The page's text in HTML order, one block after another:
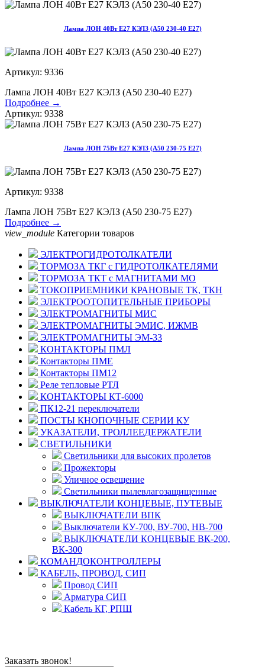
Лампа ЛОН 40Вт E27 КЭЛЗ (А50 230-40 Е27)
Артикул: 9336
Лампа ЛОН 40Вт E27 КЭЛЗ (А50 230-40 Е27)
Подробнее →
Артикул: 9338
Лампа ЛОН 75Вт E27 КЭЛЗ (А50 230-75 Е27)
Артикул: 9338
Лампа ЛОН 75Вт E27 КЭЛЗ (А50 230-75 Е27)
Подробнее →
view_module Категории товаров
ЭЛЕКТРОГИДРОТОЛКАТЕЛИ
ТОРМОЗА ТКГ с ГИДРОТОЛКАТЕЛЯМИ
ТОРМОЗА ТКТ с МАГНИТАМИ МО
ТОКОПРИЕМНИКИ КРАНОВЫЕ ТК, ТКН
ЭЛЕКТРООТОПИТЕЛЬНЫЕ ПРИБОРЫ
ЭЛЕКТРОМАГНИТЫ МИС
ЭЛЕКТРОМАГНИТЫ ЭМИС, ИЖМВ
ЭЛЕКТРОМАГНИТЫ ЭМ-33
КОНТАКТОРЫ ПМЛ
Контакторы ПМЕ
Контакторы ПМ12
Реле тепловые РТЛ
КОНТАКТОРЫ КТ-6000
ПК12-21 переключатели
ПОСТЫ КНОПОЧНЫЕ СЕРИИ КУ
УКАЗАТЕЛИ, ТРОЛЛЕЕДЕРЖАТЕЛИ
СВЕТИЛЬНИКИ
Светильники для высоких пролетов
Прожекторы
Уличное освещение
Светильники пылевлагозащищенные
ВЫКЛЮЧАТЕЛИ КОНЦЕВЫЕ, ПУТЕВЫЕ
ВЫКЛЮЧАТЕЛИ ВПК
Выключатели КУ-700, ВУ-700, НВ-700
ВЫКЛЮЧАТЕЛИ КОНЦЕВЫЕ ВК-200,
ВК-300
КОМАНДОКОНТРОЛЛЕРЫ
КАБЕЛЬ, ПРОВОД, СИП
Провод СИП
Арматура СИП
Кабель КГ, РПШ
Заказать звонок!